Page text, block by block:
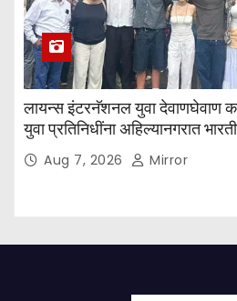
लायन्स इंटरनॅशनल युवा देवाणघेवाण
युवा प्रतिनिधींना अहिल्यानगरात
अनुभवAug 7, 2026 Mirror